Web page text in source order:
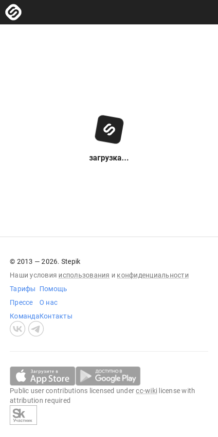
загрузка...
© 2013 — 2026. Stepik
Наши условия использования и конфиденциальности
Тарифы
Прессе
Команда
Помощь
О нас
Контакты
Public user contributions licensed undercc-wiki license with
attribution required